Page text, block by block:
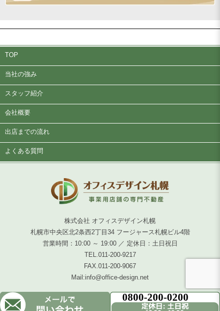
TOP
当社の強み
スタッフ紹介
会社概要
出店までの流れ
よくある質問
株式会社 オフィスデザイン札幌
札幌市中央区北2条西2丁目34 フージャース札幌ビル4階
営業時間：10:00 ～ 19:00 ／ 定休日：土日祝日
TEL. 011-200-9217
FAX. 011-200-9067
Mail:info@office-design.net
COPYRIGHT © 2026 office design.All Rights Reserved